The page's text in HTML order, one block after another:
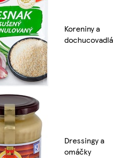
Koreniny a
dochucovadlá
Dressingy a
omáčky